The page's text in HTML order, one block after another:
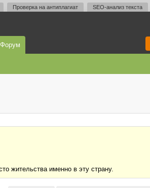
Проверка на антиплагиат SEO-анализ текста
Форум
жительства именно в эту страну.